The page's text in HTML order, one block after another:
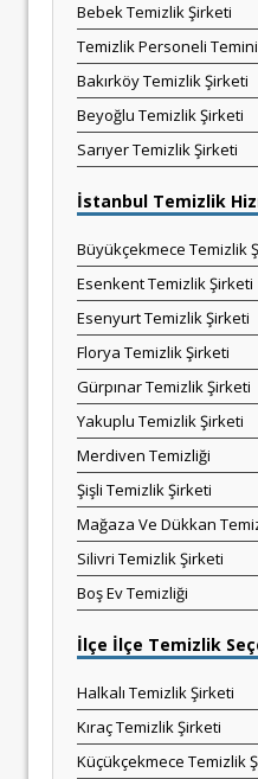
Bebek Temizlik Şirketi
Temizlik Personeli Temini
Bakırköy Temizlik Şirketi
Beyoğlu Temizlik Şirketi
Sarıyer Temizlik Şirketi
İstanbul Temizlik
Büyükçekmece Temizlik
Esenkent Temizlik Şirketi
Esenyurt Temizlik Şirketi
Florya Temizlik Şirketi
Gürpınar Temizlik Şirketi
Yakuplu Temizlik Şirketi
Merdiven Temizliği
Şişli Temizlik Şirketi
Mağaza Ve Dükkan
Silivri Temizlik Şirketi
Boş Ev Temizliği
İlçe İlçe Temizlik
Halkalı Temizlik Şirketi
Kıraç Temizlik Şirketi
Küçükçekmece Temizlik